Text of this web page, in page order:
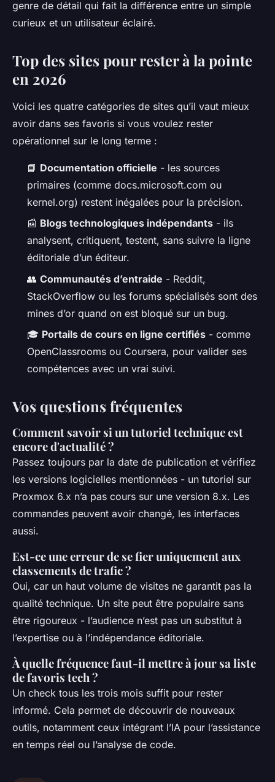
genre de détail qui fait la différence entre un simple
curieux et un utilisateur éclairé.
Top des sites pour rester à la pointe
en 2026
Voici les quatre catégories de sites qu’il vaut mieux
avoir dans ses favoris si vous voulez rester
opérationnel sur le long terme :
📘 Documentation officielle - les sources
primaires (comme docs.microsoft.com ou
kernel.org) restent inégalées pour la précision.
📰 Blogs technologiques indépendants - ils
analysent, critiquent, testent, sans suivre la ligne
éditoriale d’un éditeur.
👥 Communautés d’entraide - Reddit,
StackOverflow ou les forums spécialisés sont des
mines d’or quand on est bloqué sur un bug.
🎓 Portails de cours en ligne certifiés - comme
OpenClassrooms ou Coursera, pour valider ses
compétences avec un vrai suivi.
Vos questions fréquentes
Comment savoir si un tutoriel technique est
encore d'actualité ?
Passez toujours par la date de publication et vérifiez
les versions logicielles mentionnées - un tutoriel sur
Proxmox 6.x n’a pas cours sur une version 8.x. Les
commandes peuvent avoir changé, les interfaces
aussi.
Est-ce une erreur de se fier uniquement aux
classements de trafic ?
Oui, car un haut volume de visites ne garantit pas la
qualité technique. Un site peut être populaire sans
être rigoureux - l’audience n’est pas un substitut à
l’expertise ou à l’indépendance éditoriale.
À quelle fréquence faut-il mettre à jour sa liste
de favoris tech ?
Un check tous les trois mois suffit pour rester
informé. Cela permet de découvrir de nouveaux
outils, notamment ceux intégrant l’IA pour l’assistance
en temps réel ou l’analyse de code.